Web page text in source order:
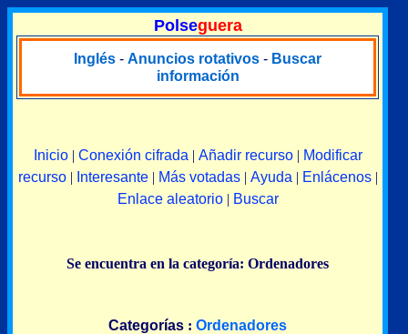
Polseguera
Inglés - Anuncios rotativos - Buscar
información
Inicio| Conexión cifrada | Añadir recurso| Modificar
recurso| Interesante| Más votadas| Ayuda | Enlácenos|
Enlace aleatorio| Buscar
Se encuentra en la categoría: Ordenadores
Categorías : Ordenadores